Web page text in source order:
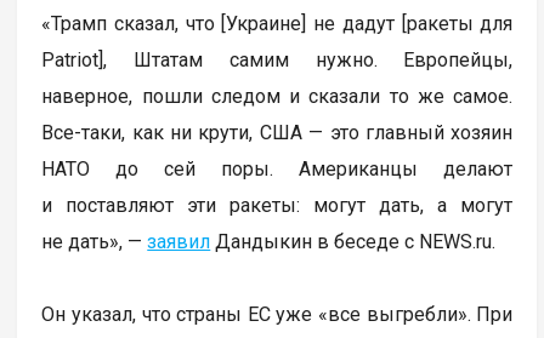
«Трамп сказал, что [Украине] не дадут [ракеты для
Patriot], Штатам самим нужно. Европейцы,
наверное, пошли следом и сказали то же самое.
Все-таки, как ни крути, США — это главный хозяин
НАТО до сей поры. Американцы делают
и поставляют эти ракеты: могут дать, а могут
не дать», —заявил Дандыкин в беседе с NEWS.ru.
Он указал, что страны ЕС уже «все выгребли». При